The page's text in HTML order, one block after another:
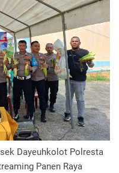
Dayeuhkolot Polresta
Panen Raya